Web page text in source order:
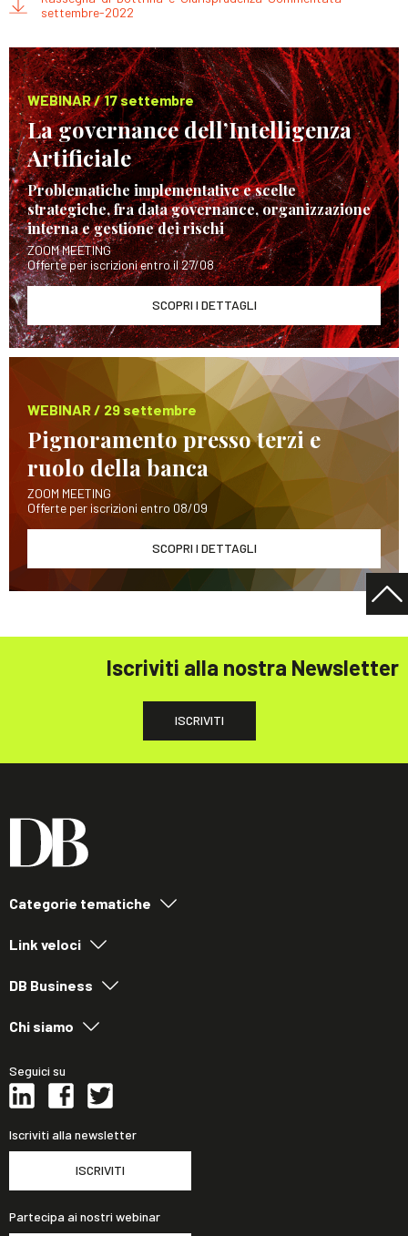
settembre-2022
WEBINAR / 17 settembre
La governance dell’Intelligenza
Artificiale
Problematiche implementative e scelte
strategiche, fra data governance, organizzazione
interna e gestione dei rischi
ZOOM MEETING
Offerte per iscrizioni entro il 27/08
SCOPRI I DETTAGLI
WEBINAR / 29 settembre
Pignoramento presso terzi e
ruolo della banca
ZOOM MEETING
Offerte per iscrizioni entro 08/09
SCOPRI I DETTAGLI
Iscriviti alla nostra Newsletter
ISCRIVITI
Categorie tematiche
Link veloci
DB Business
Chi siamo
Seguici su
Iscriviti alla newsletter
ISCRIVITI
Partecipa ai nostri webinar